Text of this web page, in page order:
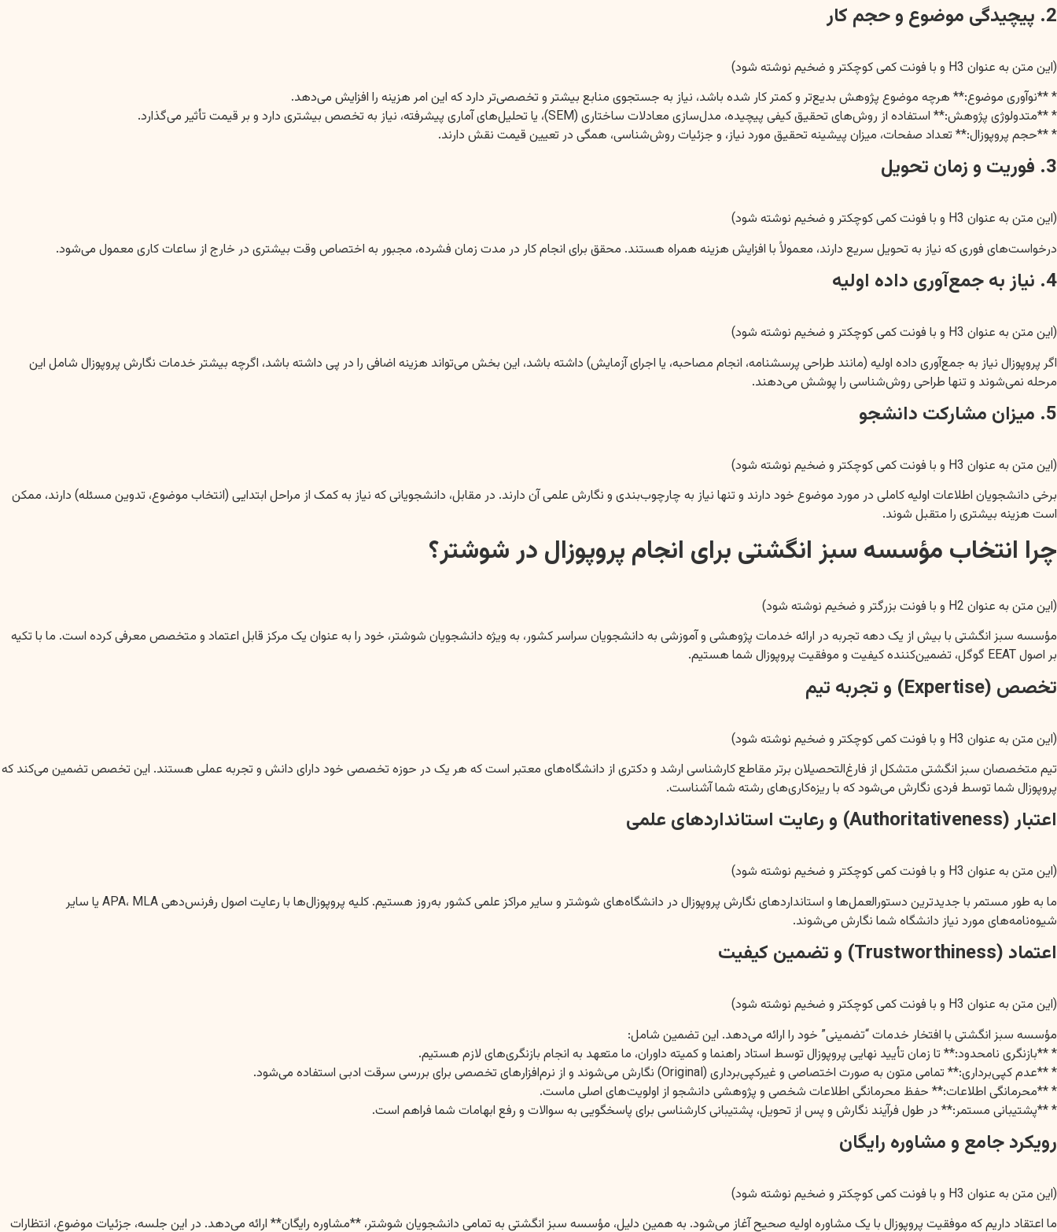
2. پیچیدگی موضوع و حجم کار
(این متن به عنوان H3 و با فونت کمی کوچکتر و ضخیم نوشته شود)
* **نوآوری موضوع:** هرچه موضوع پژوهش بدیع‌تر و کمتر کار شده باشد، نیاز به جستجوی منابع بیشتر و تخصصی‌تر دارد که این امر هزینه را افزایش می‌دهد.
* **متدولوژی پژوهش:** استفاده از روش‌های تحقیق کیفی پیچیده، مدل‌سازی معادلات ساختاری (SEM)، یا تحلیل‌های آماری پیشرفته، نیاز به تخصص بیشتری دارد و بر قیمت تأثیر می‌گذارد.
* **حجم پروپوزال:** تعداد صفحات، میزان پیشینه تحقیق مورد نیاز، و جزئیات روش‌شناسی، همگی در تعیین قیمت نقش دارند.
3. فوریت و زمان تحویل
(این متن به عنوان H3 و با فونت کمی کوچکتر و ضخیم نوشته شود)
درخواست‌های فوری که نیاز به تحویل سریع دارند، معمولاً با افزایش هزینه همراه هستند. محقق برای انجام کار در مدت زمان فشرده، مجبور به اختصاص وقت بیشتری در خارج از ساعات کاری معمول می‌شود.
4. نیاز به جمع‌آوری داده اولیه
(این متن به عنوان H3 و با فونت کمی کوچکتر و ضخیم نوشته شود)
اگر پروپوزال نیاز به جمع‌آوری داده اولیه (مانند طراحی پرسشنامه، انجام مصاحبه، یا اجرای آزمایش) داشته باشد، این بخش می‌تواند هزینه اضافی را در پی داشته باشد، اگرچه بیشتر خدمات نگارش پروپوزال شامل این
مرحله نمی‌شوند و تنها طراحی روش‌شناسی را پوشش می‌دهند.
5. میزان مشارکت دانشجو
(این متن به عنوان H3 و با فونت کمی کوچکتر و ضخیم نوشته شود)
برخی دانشجویان اطلاعات اولیه کاملی در مورد موضوع خود دارند و تنها نیاز به چارچوب‌بندی و نگارش علمی آن دارند. در مقابل، دانشجویانی که نیاز به کمک از مراحل ابتدایی (انتخاب موضوع، تدوین مسئله) دارند، ممکن
است هزینه بیشتری را متقبل شوند.
چرا انتخاب مؤسسه سبز انگشتی برای انجام پروپوزال در شوشتر؟
(این متن به عنوان H2 و با فونت بزرگتر و ضخیم نوشته شود)
مؤسسه سبز انگشتی با بیش از یک دهه تجربه در ارائه خدمات پژوهشی و آموزشی به دانشجویان سراسر کشور، به ویژه دانشجویان شوشتر، خود را به عنوان یک مرکز قابل اعتماد و متخصص معرفی کرده است. ما با تکیه
بر اصول EEAT گوگل، تضمین‌کننده کیفیت و موفقیت پروپوزال شما هستیم.
تخصص (Expertise) و تجربه تیم
(این متن به عنوان H3 و با فونت کمی کوچکتر و ضخیم نوشته شود)
تیم متخصصان سبز انگشتی متشکل از فارغ‌التحصیلان برتر مقاطع کارشناسی ارشد و دکتری از دانشگاه‌های معتبر است که هر یک در حوزه تخصصی خود دارای دانش و تجربه عملی هستند. این تخصص تضمین می‌کند که
پروپوزال شما توسط فردی نگارش می‌شود که با ریزه‌کاری‌های رشته شما آشناست.
اعتبار (Authoritativeness) و رعایت استانداردهای علمی
(این متن به عنوان H3 و با فونت کمی کوچکتر و ضخیم نوشته شود)
ما به طور مستمر با جدیدترین دستورالعمل‌ها و استانداردهای نگارش پروپوزال در دانشگاه‌های شوشتر و سایر مراکز علمی کشور به‌روز هستیم. کلیه پروپوزال‌ها با رعایت اصول رفرنس‌دهی APA، MLA یا سایر
شیوه‌نامه‌های مورد نیاز دانشگاه شما نگارش می‌شوند.
اعتماد (Trustworthiness) و تضمین کیفیت
(این متن به عنوان H3 و با فونت کمی کوچکتر و ضخیم نوشته شود)
مؤسسه سبز انگشتی با افتخار خدمات “تضمینی” خود را ارائه می‌دهد. این تضمین شامل:
* **بازنگری نامحدود:** تا زمان تأیید نهایی پروپوزال توسط استاد راهنما و کمیته داوران، ما متعهد به انجام بازنگری‌های لازم هستیم.
* **عدم کپی‌برداری:** تمامی متون به صورت اختصاصی و غیرکپی‌برداری (Original) نگارش می‌شوند و از نرم‌افزارهای تخصصی برای بررسی سرقت ادبی استفاده می‌شود.
* **محرمانگی اطلاعات:** حفظ محرمانگی اطلاعات شخصی و پژوهشی دانشجو از اولویت‌های اصلی ماست.
* **پشتیبانی مستمر:** در طول فرآیند نگارش و پس از تحویل، پشتیبانی کارشناسی برای پاسخگویی به سوالات و رفع ابهامات شما فراهم است.
رویکرد جامع و مشاوره رایگان
(این متن به عنوان H3 و با فونت کمی کوچکتر و ضخیم نوشته شود)
ما اعتقاد داریم که موفقیت پروپوزال با یک مشاوره اولیه صحیح آغاز می‌شود. به همین دلیل، مؤسسه سبز انگشتی به تمامی دانشجویان شوشتر، **مشاوره رایگان** ارائه می‌دهد. در این جلسه، جزئیات موضوع، انتظارات